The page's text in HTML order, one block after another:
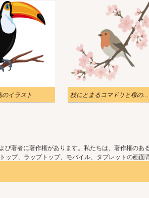
のイラスト 枝にとまるコマドリと桜のイラスト画像
著者に著作権があります。私たちは、著作権の
プ、ラップトップ、モバイル、タブレットの画面